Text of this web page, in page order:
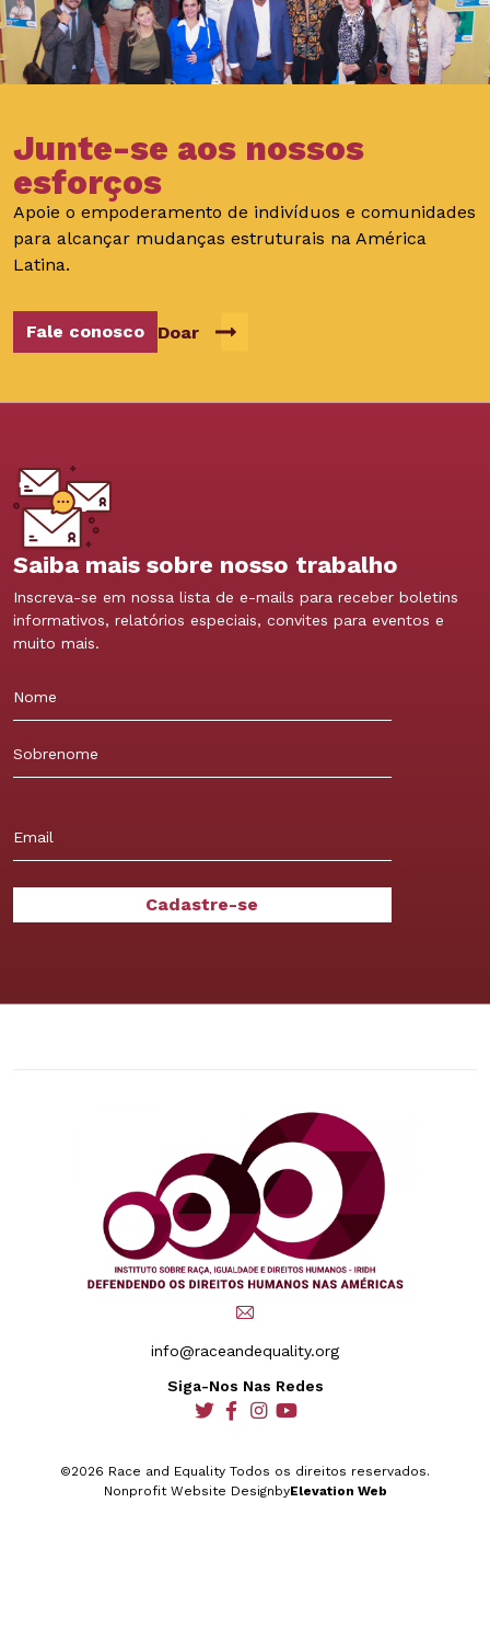
Junte-se aos nossos
esforços
Apoie o empoderamento de indivíduos e comunidades
para alcançar mudanças estruturais na América
Latina.
Fale conosco Doar
Saiba mais sobre nosso trabalho
Inscreva-se em nossa lista de e-mails para receber boletins
informativos, relatórios especiais, convites para eventos e
muito mais.
info@raceandequality.org
Siga-Nos Nas Redes
socialsocialsocialsocial
©2026 Race and Equality Todos os direitos reservados.
Nonprofit Website DesignbyElevation Web